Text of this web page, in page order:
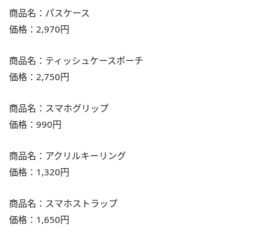
商品名：パスケース
価格：2,970円
商品名：ティッシュケースポーチ
価格：2,750円
商品名：スマホグリップ
価格：990円
商品名：アクリルキーリング
価格：1,320円
商品名：スマホストラップ
価格：1,650円